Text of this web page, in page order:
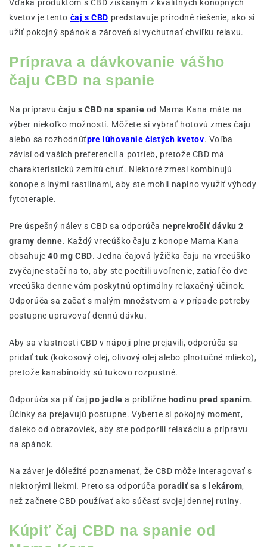
Vďaka produktom s CBD získaným z kvalitných konopných
kvetov je tento čaj s CBD predstavuje prírodné riešenie, ako si
užiť pokojný spánok a zároveň si vychutnať chvíľku relaxu.
Príprava a dávkovanie vášho
čaju CBD na spanie
Na prípravučaju s CBD na spanie od Mama Kana máte na
výber niekoľko možností. Môžete si vybrať hotovú zmes čaju
alebo sa rozhodnúťpre lúhovanie čistých kvetov. Voľba
závisí od vašich preferencií a potrieb, pretože CBD má
charakteristickú zemitú chuť. Niektoré zmesi kombinujú
konope s inými rastlinami, aby ste mohli naplno využiť výhody
fytoterapie.
Pre úspešný nálev s CBD sa odporúča neprekročiť dávku 2
gramy denne. Každý vrecúško čaju z konope Mama Kana
obsahuje40 mg CBD. Jedna čajová lyžička čaju na vrecúško
zvyčajne stačí na to, aby ste pocítili uvoľnenie, zatiaľ čo dve
vrecúška denne vám poskytnú optimálny relaxačný účinok.
Odporúča sa začať s malým množstvom a v prípade potreby
postupne upravovať dennú dávku.
Aby sa vlastnosti CBD v nápoji plne prejavili, odporúča sa
pridaťtuk (kokosový olej, olivový olej alebo plnotučné mlieko),
pretože kanabinoidy sú tukovo rozpustné.
Odporúča sa piť čaj po jedle a približne hodinu pred spaním.
Účinky sa prejavujú postupne. Vyberte si pokojný moment,
ďaleko od obrazoviek, aby ste podporili relaxáciu a prípravu
na spánok.
Na záver je dôležité poznamenať, že CBD môže interagovať s
niektorými liekmi. Preto sa odporúčaporadiť sa s lekárom,
než začnete CBD používať ako súčasť svojej dennej rutiny.
Kúpiť čaj CBD na spanie od